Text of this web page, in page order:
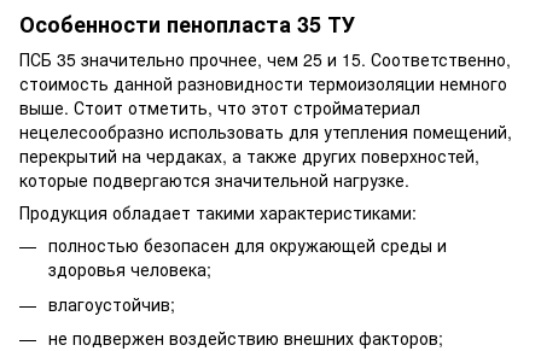
Особенности пенопласта 35 ТУ
ПСБ 35 значительно прочнее, чем 25 и 15. Соответственно,
стоимость данной разновидности термоизоляции немного
выше. Стоит отметить, что этот стройматериал
нецелесообразно использовать для утепления помещений,
перекрытий на чердаках, а также других поверхностей,
которые подвергаются значительной нагрузке.
Продукция обладает такими характеристиками:
полностью безопасен для окружающей среды и
здоровья человека;
влагоустойчив;
не подвержен воздействию внешних факторов;